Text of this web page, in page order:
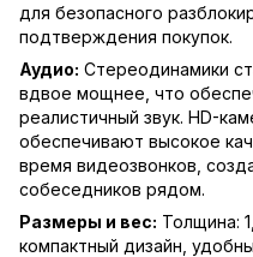
для безопасного
подтверждения покупок.
Аудио: Стереодинамики
вдвое мощнее, что
реалистичный звук. HD-
обеспечивают высокое
время видеозвонков,
собеседников рядом.
Размеры и вес: Толщина:
компактный дизайн,